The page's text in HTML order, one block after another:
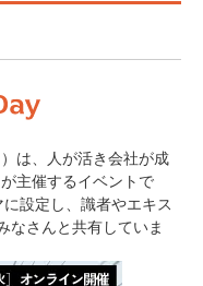
は、人が活き会社が成
主催するイベントで
設定し、識者やエキス
なさんと共有していま